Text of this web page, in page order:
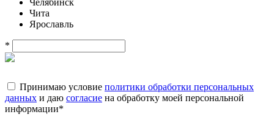
Челябинск
Чита
Ярославль
*
Принимаю условие политики обработки персональных
данных и даю согласие на обработку моей персональной
информации*